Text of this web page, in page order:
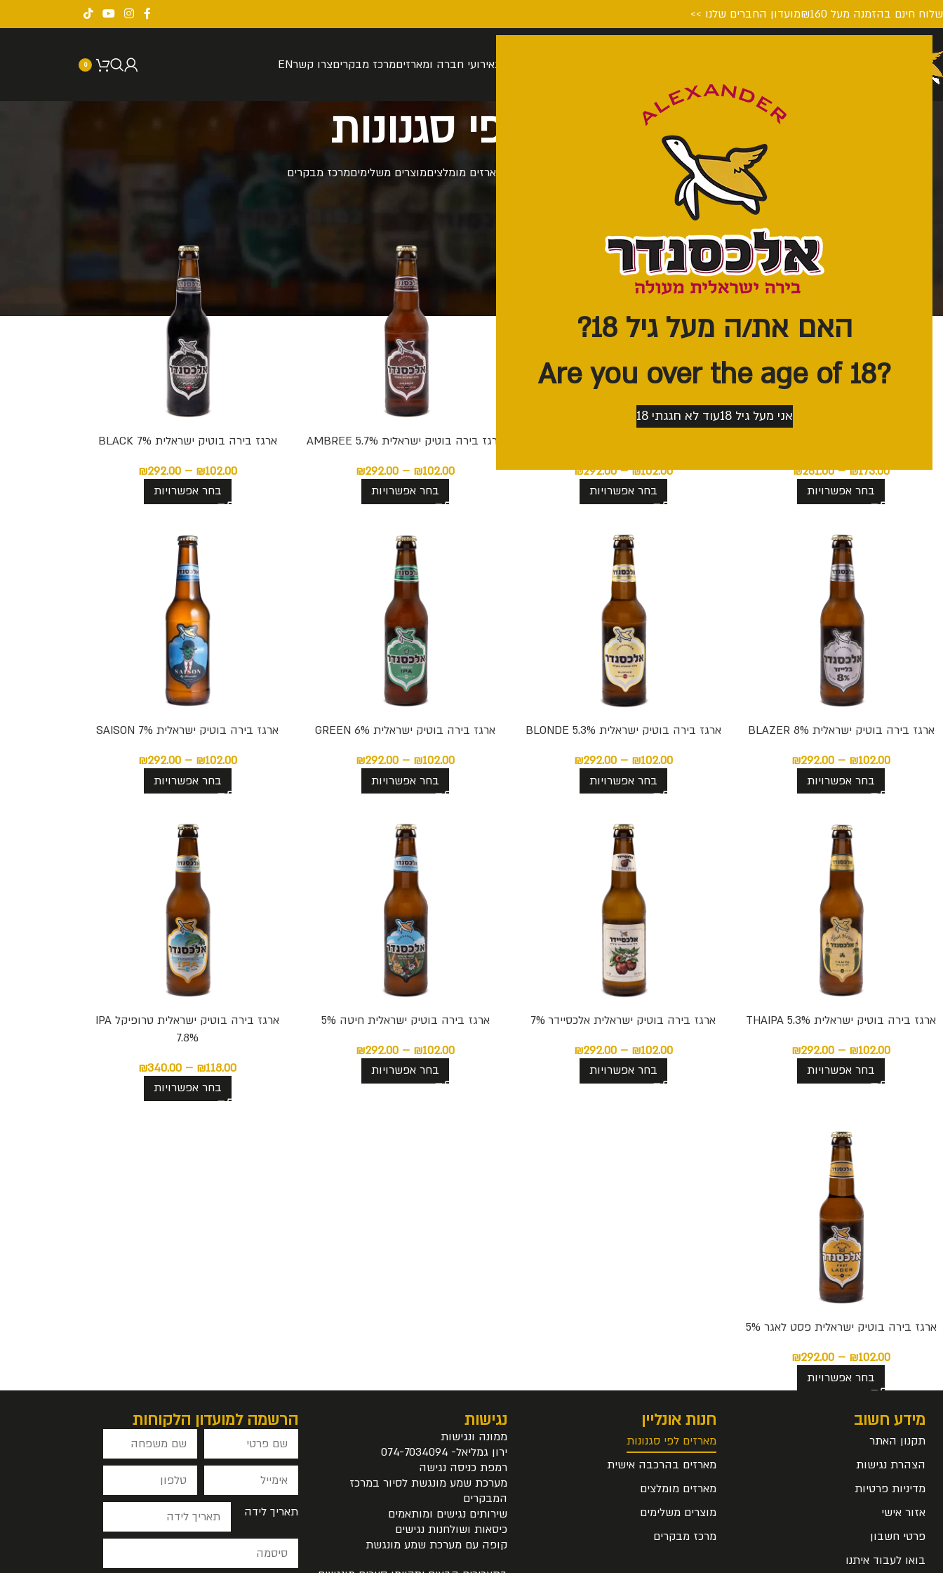
האם את/ה מעל גיל 18?
?Are you over the age of 18
אני מעל גיל 18 עוד לא חגגתי 18
חינם בהזמנה מעל ₪160 מועדון החברים שלנו >>
חנותאירועי חברה ומארזיםמרכז מבקריםצרו קשרEN
0
מארזים לפי סגנונות
נופשוניתמארזים בהרכבה אישית מארזים מומלציםמוצרים משלימיםמרכז מבקרים
₪173.00
–
₪261.00
בחר אפשרויות
₪102.00
–
₪292.00
בחר אפשרויות
ארגז בירה בוטיק ישראלית AMBREE 5.7%
₪102.00
–
₪292.00
בחר אפשרויות
ארגז בירה בוטיק ישראלית BLACK 7%
₪102.00
–
₪292.00
בחר אפשרויות
ארגז בירה בוטיק ישראלית BLAZER 8%
₪102.00
–
₪292.00
בחר אפשרויות
ארגז בירה בוטיק ישראלית BLONDE 5.3%
₪102.00
–
₪292.00
בחר אפשרויות
ארגז בירה בוטיק ישראלית GREEN 6%
₪102.00
–
₪292.00
בחר אפשרויות
ארגז בירה בוטיק ישראלית SAISON 7%
₪102.00
–
₪292.00
בחר אפשרויות
ארגז בירה בוטיק ישראלית THAIPA 5.3%
₪102.00
–
₪292.00
בחר אפשרויות
ארגז בירה בוטיק ישראלית אלכסיידר 7%
₪102.00
–
₪292.00
בחר אפשרויות
ארגז בירה בוטיק ישראלית חיטה 5%
₪102.00
–
₪292.00
בחר אפשרויות
ארגז בירה בוטיק ישראלית טרופיקל IPA
7.8%
₪118.00
–
₪340.00
בחר אפשרויות
ארגז בירה בוטיק ישראלית פסט לאגר 5%
₪102.00
–
₪292.00
בחר אפשרויות
מידע חשוב
תקנון האתר
הצהרת נגישות
מדיניות פרטיות
אזור אישי
פרטי חשבון
בואו לעבוד איתנו
חנות אונליין
מארזים לפי סגנונות
מארזים בהרכבה אישית
מארזים מומלצים
מוצרים משלימים
מרכז מבקרים
נגישות
ממונה ונגישות
ירון גמליאל- 074-7034094
רמפת כניסה נגישה
מערכת שמע מונגשת לסיור במרכז
המבקרים
שירותים נגישים ומותאמים
כיסאות ושולחנות נגישים
קופה עם מערכת שמע מונגשת
הרשמה למועדון הלקוחות
תאריך לידה